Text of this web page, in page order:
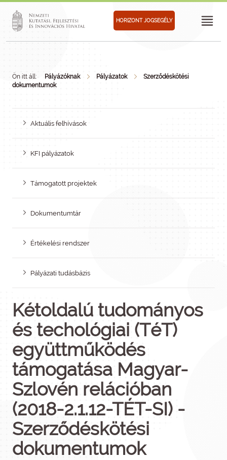
HORIZONT JOGSEGÉLY
Ön itt áll: Pályázóknak Pályázatok
Szerződéskötési
dokumentumok
Aktuális felhívások
KFI pályázatok
Támogatott projektek
Dokumentumtár
Értékelési rendszer
Pályázati tudásbázis
Kétoldalú tudományos
és techológiai (TéT)
együttműködés
támogatása Magyar-
Szlovén relációban
(2018-2.1.12-TÉT-SI) -
Szerződéskötési
dokumentumok